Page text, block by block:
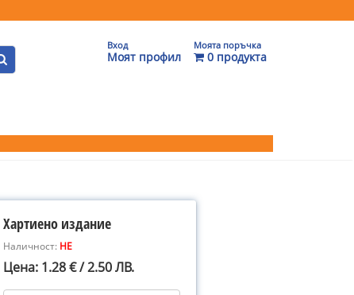
Вход
Моят профил
Моята поръчка
0 продукта
Хартиено издание
Наличност: НЕ
Цена: 1.28 € / 2.50 ЛВ.